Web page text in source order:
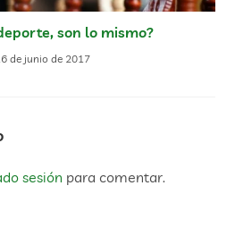
son lo mismo?
de junio de 2017
sesión para comentar.